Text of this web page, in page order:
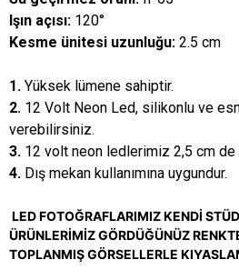
Işın açısı: 120°
Kesme ünitesi uzunluğu: 2.5 cm
1. Yüksek lümene sahiptir.
2. 12 Volt Neon Led, silikonlu ve
verebilirsiniz.
3. 12 volt neon ledlerimiz 2,5 cm
4. Dış mekan kullanımına uygundur.
LED FOTOĞRAFLARIMIZ KENDİ
ÜRÜNLERİMİZ GÖRDÜĞÜNÜZ
TOPLANMIŞ GÖRSELLERLE